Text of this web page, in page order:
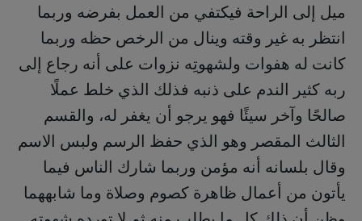
ميل إلى الراحة فيكتفي من العمل بفرضه وربما
انتظر به غير وقته وينال من الرخص حظه وربما
كانت له هفوات ولشهوتِه نزوات على أنه رجاع إلى
ربه كثير الندم على ذنبه فذلك الذي خلط عملًا
صالحًا وآخر سيئًا فهو يرجو أن يغفر له، والقسم
الثالث المقصر وهو الذي حفظ الرسم ولبس الاسم
وقال بلسانه أنه مؤمن وربما شارك الناس فيما
يأتون من أعمال ظاهرة كصوم وصلاة وما شابههما